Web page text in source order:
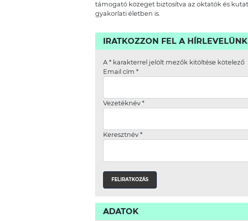
támogató közeget biztosítva az oktatók és
gyakorlati életben is.
IRATKOZZON FEL A
A *karakterrel jelölt mezők kitöltése kötelező
Email cím *
Vezetéknév *
Keresztnév *
ADATOK